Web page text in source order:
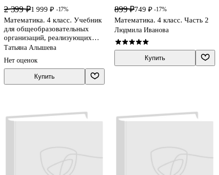
2 399 ₽1 999 ₽ -17%
Математика. 4 класс. Учебник
для общеобразовательных
организаций, реализующих
адаптированные основные
программы В двух частях.
Татьяна Алышева
Нет оценок
Купить
899 ₽749 ₽ -17%
Математика. 4 класс. Часть 2
Людмила Иванова
Купить